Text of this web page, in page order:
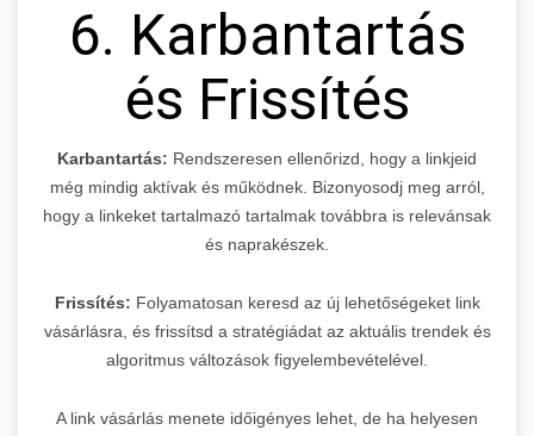
6. Karbantartás
és Frissítés
Karbantartás: Rendszeresen ellenőrizd, hogy a linkjeid
még mindig aktívak és működnek. Bizonyosodj meg arról,
hogy a linkeket tartalmazó tartalmak továbbra is relevánsak
és naprakészek.
Frissítés: Folyamatosan keresd az új lehetőségeket link
vásárlásra, és frissítsd a stratégiádat az aktuális trendek és
algoritmus változások figyelembevételével.
A link vásárlás menete időigényes lehet, de ha helyesen